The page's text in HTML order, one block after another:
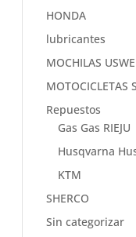
HONDA
lubricantes
MOCHILAS USWE
MOTOCICLETAS
Repuestos
Gas Gas RIEJU
Husqvarna
KTM
SHERCO
Sin categorizar